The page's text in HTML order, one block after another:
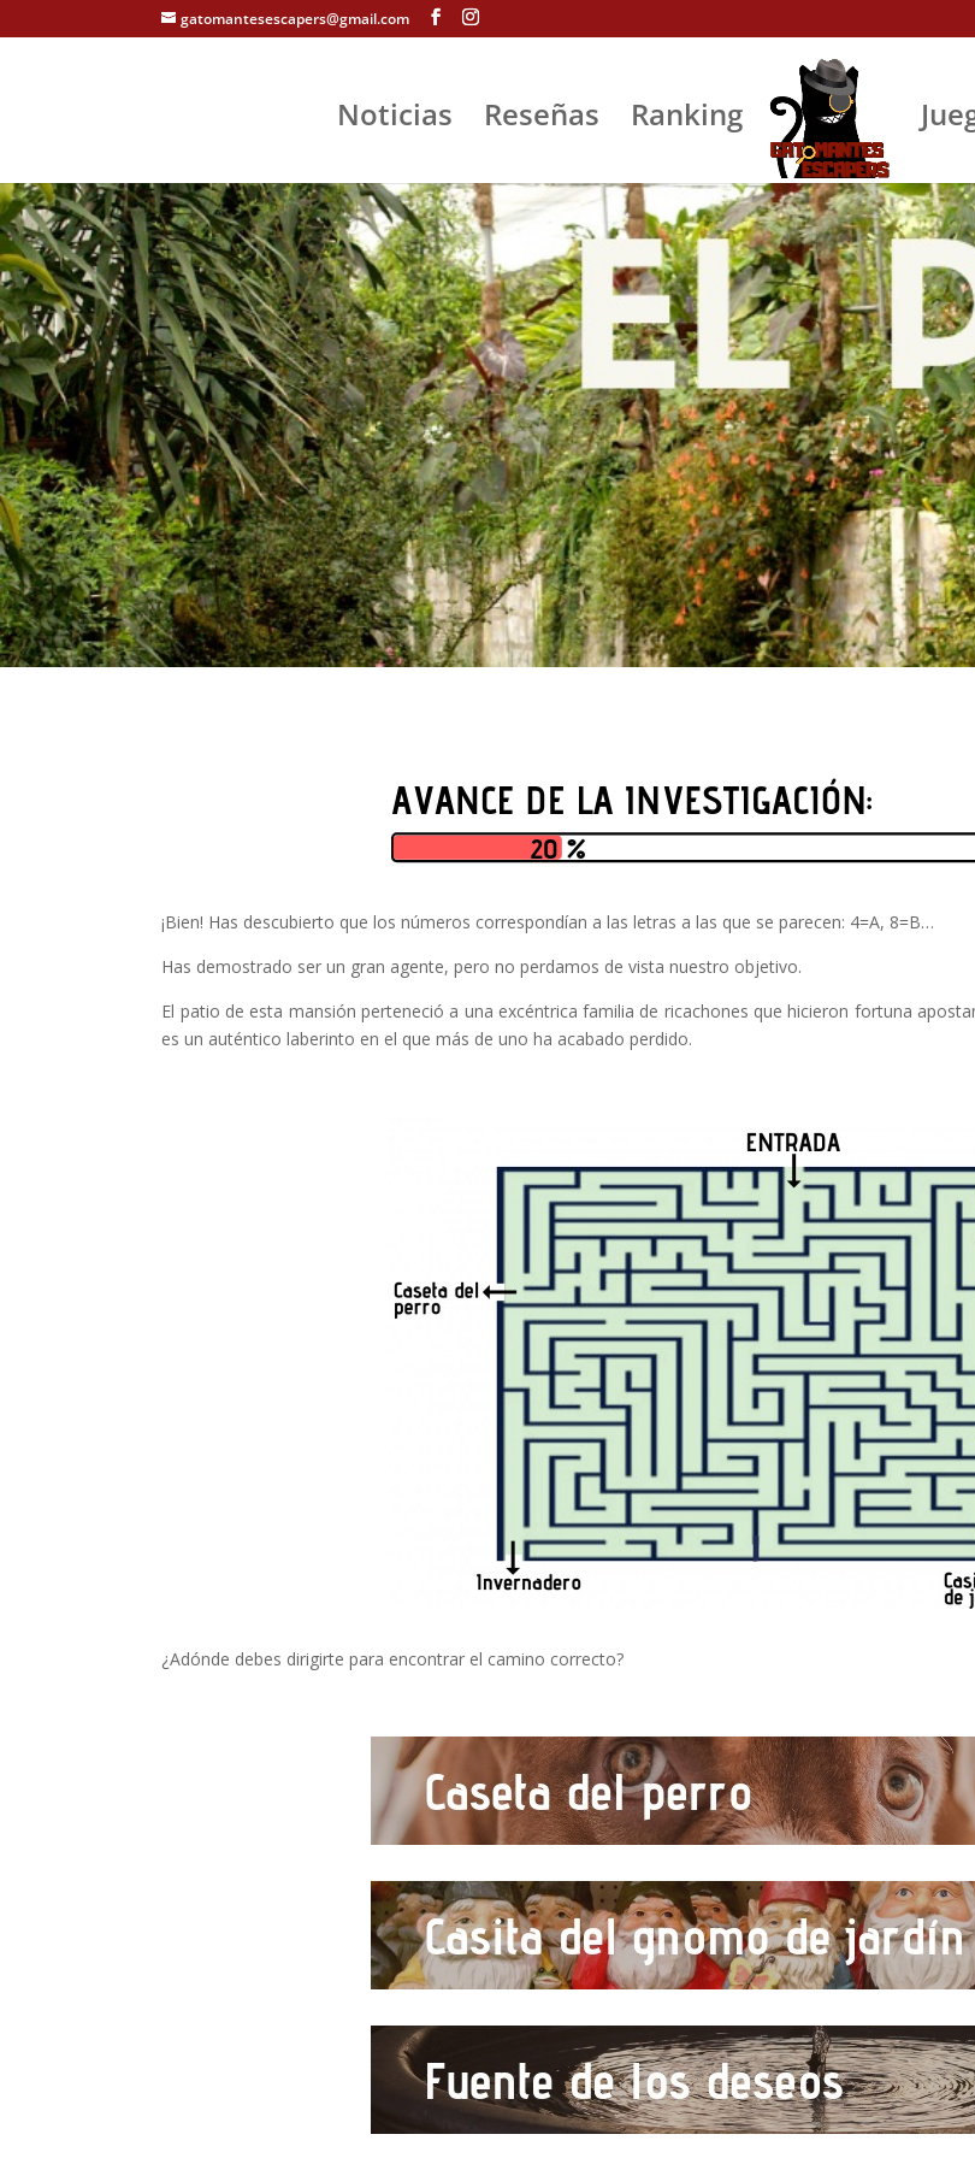
gatomantesescapers@gmail.com
Noticias Reseñas Ranking
¡Bien! Has descubierto que los números correspondían a las letras a las que se parecen: 4=A, 8=B…
Has demostrado ser un gran agente, pero no perdamos de vista nuestro objetivo.
El patio de esta mansión perteneció a una excéntrica familia de ricachones que hicieron fortuna
es un auténtico laberinto en el que más de uno ha acabado perdido.
¿Adónde debes dirigirte para encontrar el camino correcto?